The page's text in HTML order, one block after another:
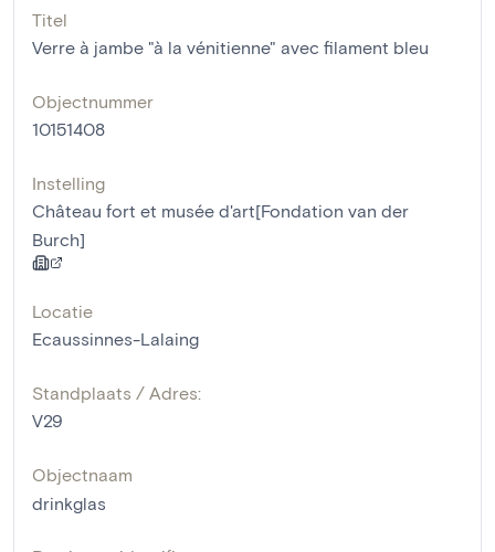
Titel
Verre à jambe "à la vénitienne" avec filament bleu
Objectnummer
10151408
Instelling
Château fort et musée d'art[Fondation van der
Burch]
Locatie
Ecaussinnes-Lalaing
Standplaats / Adres:
V29
Objectnaam
drinkglas